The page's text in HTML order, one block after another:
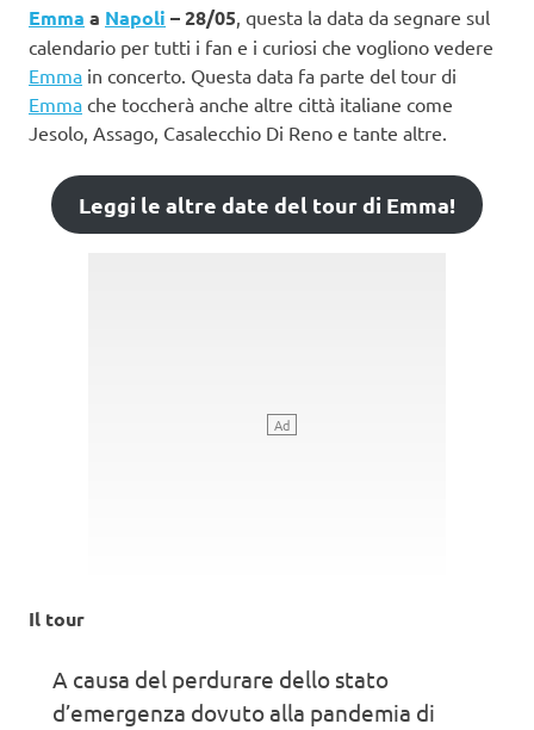
Emma a Napoli – 28/05 , questa la data da segnare sul
calendario per tutti i fan e i curiosi che vogliono vedere
Emma in concerto. Questa data fa parte del tour di
Emma che toccherà anche altre città italiane come
Jesolo, Assago, Casalecchio Di Reno e tante altre.
Leggi le altre date del tour di Emma!
Il tour
A causa del perdurare dello stato
d’emergenza dovuto alla pandemia di